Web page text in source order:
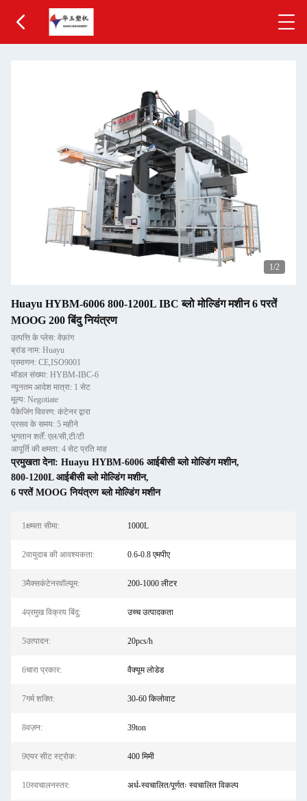
1/2
Huayu HYBM-6006 800-1200L IBC ब्लो मोल्डिंग मशीन 6 परतें
MOOG 200 बिंदु नियंत्रण
उत्पत्ति के प्लेस: वेफ़ांग
ब्रांड नाम: Huayu
प्रमाणन: CE,ISO9001
मॉडल संख्या: HYBM-IBC-6
न्यूनतम आदेश मात्रा: 1 सेट
मूल्य: Negotiate
पैकेजिंग विवरण: कंटेनर द्वारा
प्रसव के समय: 5 महीने
भुगतान शर्तें: एल/सी,टी/टी
आपूर्ति की क्षमता: 4 सेट प्रति माह
प्रमुखता देना: Huayu HYBM-6006 आईबीसी ब्लो मोल्डिंग मशीन,
800-1200L आईबीसी ब्लो मोल्डिंग मशीन,
6 परतें MOOG नियंत्रण ब्लो मोल्डिंग मशीन
1क्षमता सीमा: 1000L
2वायुदाब की आवश्यकता: 0.6-0.8 एमपीए
3मैक्सकंटेनरवॉल्यूम: 200-1000 लीटर
4प्रमुख विक्रय बिंदु: उच्च उत्पादकता
5उत्पादन: 20pcs/h
6चारा प्रकार: वैक्यूम लोडेड
7गर्म शक्ति: 30-60 किलोवाट
8वज़न: 39ton
9एयर सीट स्ट्रोक: 400 मिमी
10स्वचालनस्तर: अर्ध-स्वचालित/पूर्णतः स्वचालित विकल्प